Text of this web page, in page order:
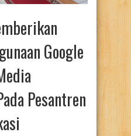
Google
Pesantren